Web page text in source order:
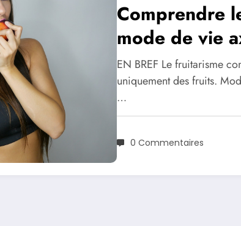
Comprendre
mode de vie
EN BREF Le fruitarisme
uniquement des fruits.
…
0 Commentaires